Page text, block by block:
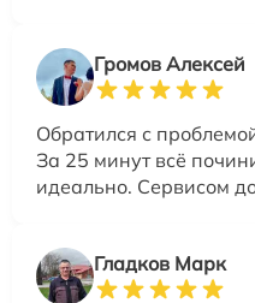
Громов Алексей
Обратился с
За 25 минут всё
идеально. Сервисом
Гладков Марк